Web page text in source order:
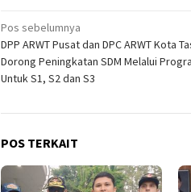
Navigasi
pos
Pos sebelumnya
DPP ARWT Pusat dan DPC ARWT Kota
Dorong Peningkatan SDM Melalui
Untuk S1, S2 dan S3
POS TERKAIT